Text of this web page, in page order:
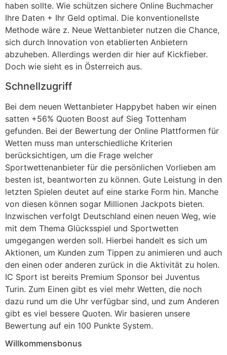
haben sollte. Wie schützen sichere Online Buchmacher
Ihre Daten + Ihr Geld optimal. Die konventionellste
Methode wäre z. Neue Wettanbieter nutzen die Chance,
sich durch Innovation von etablierten Anbietern
abzuheben. Allerdings werden dir hier auf Kickfieber.
Doch wie sieht es in Österreich aus.
Schnellzugriff
Bei dem neuen Wettanbieter Happybet haben wir einen
satten +56% Quoten Boost auf Sieg Tottenham
gefunden. Bei der Bewertung der Online Plattformen für
Wetten muss man unterschiedliche Kriterien
berücksichtigen, um die Frage welcher
Sportwettenanbieter für die persönlichen Vorlieben am
besten ist, beantworten zu können. Gute Leistung in den
letzten Spielen deutet auf eine starke Form hin. Manche
von diesen können sogar Millionen Jackpots bieten.
Inzwischen verfolgt Deutschland einen neuen Weg, wie
mit dem Thema Glücksspiel und Sportwetten
umgegangen werden soll. Hierbei handelt es sich um
Aktionen, um Kunden zum Tippen zu animieren und auch
den einen oder anderen zurück in die Aktivität zu holen.
IC Sport ist bereits Premium Sponsor bei Juventus
Turin. Zum Einen gibt es viel mehr Wetten, die noch
dazu rund um die Uhr verfügbar sind, und zum Anderen
gibt es viel bessere Quoten. Wir basieren unsere
Bewertung auf ein 100 Punkte System.
Willkommensbonus